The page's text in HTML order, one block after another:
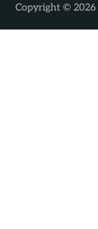
Copyright © 2026